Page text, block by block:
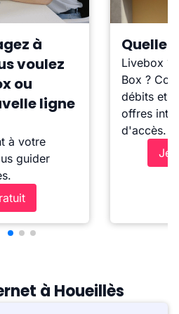
à
voulez
ou
ligne
à votre
guider
Quelle
Livebox ?
Box ?
débits et
offres
d'accès.
Je
à Houeillès